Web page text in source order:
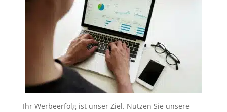
Ihr Werbeerfolg ist unser Ziel. Nutzen Sie unsere